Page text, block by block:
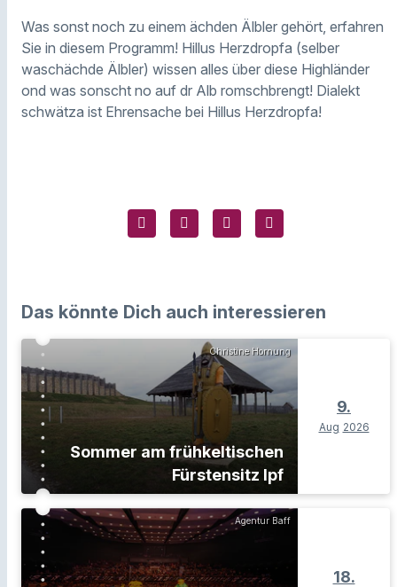
Was sonst noch zu einem ächden Älbler gehört, erfahren
Sie in diesem Programm! Hillus Herzdropfa (selber
waschächde Älbler) wissen alles über diese Highländer
ond was sonscht no auf dr Alb romschbrengt! Dialekt
schwätza ist Ehrensache bei Hillus Herzdropfa!
Das könnte Dich auch interessieren
Christine Hornung
Sommer am frühkeltischen
Fürstensitz Ipf
9.
Aug 2026
Agentur Baff
18.